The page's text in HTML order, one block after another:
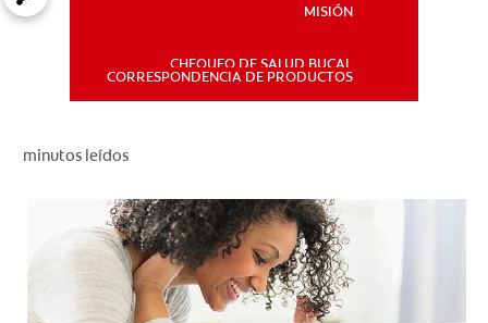
PARA PROFESIONALES
MISIÓN
CHEQUEO DE SALUD BUCAL
CORRESPONDENCIA DE PRODUCTOS
minutos leídos